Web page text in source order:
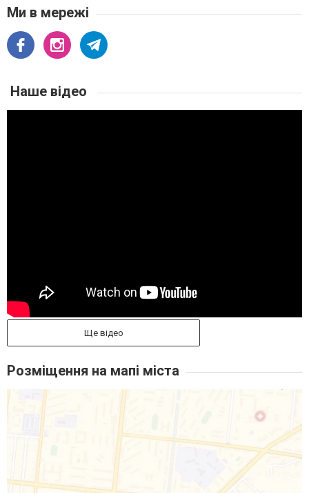
Ми в мережі
Наше відео
Ще відео
Розміщення на мапі міста